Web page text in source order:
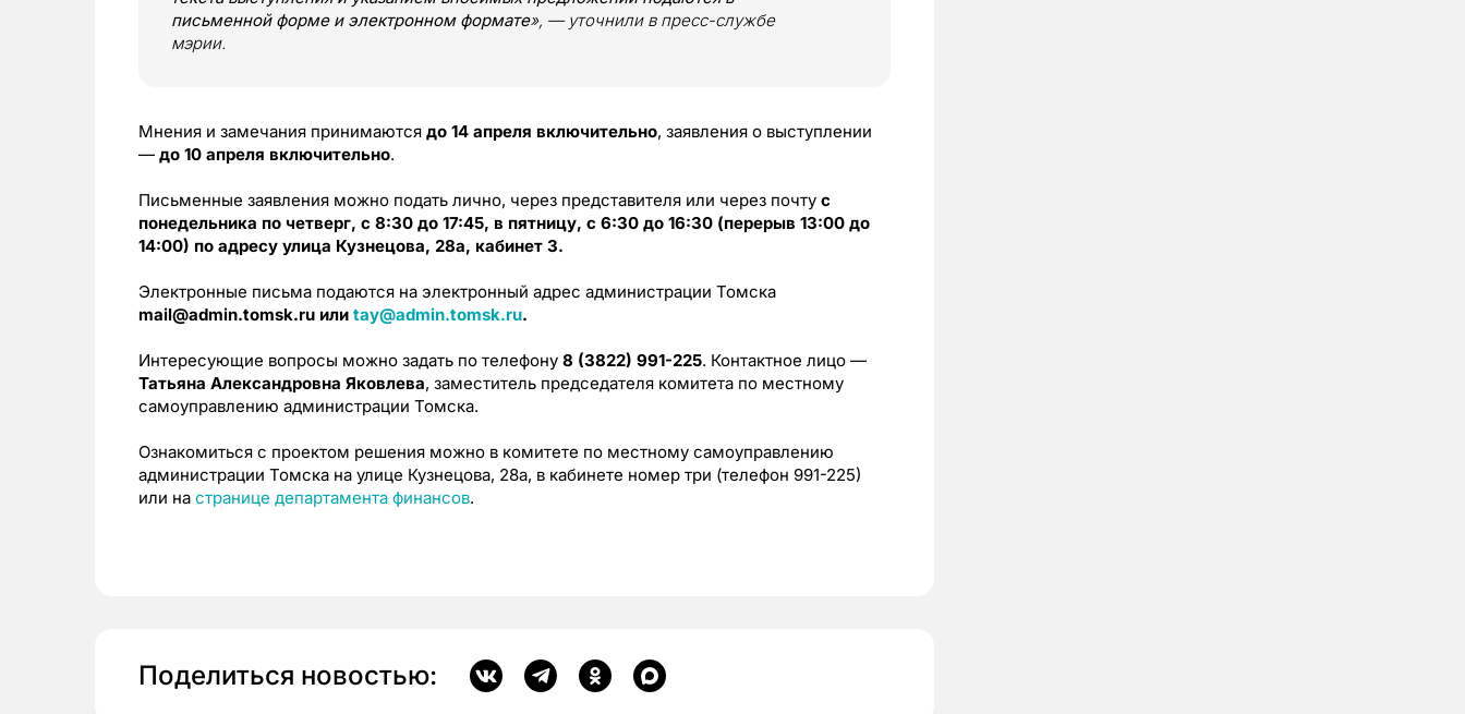
письменной форме и электронном формате», — уточнили в пресс-службе
мэрии.
Мнения и замечания принимаются до 14 апреля включительно, заявления о выступлении
— до 10 апреля включительно.
Письменные заявления можно подать лично, через представителя или через почту с
понедельника по четверг, с 8:30 до 17:45, в пятницу, с 6:30 до 16:30 (перерыв 13:00 до
14:00) по адресу улица Кузнецова, 28а, кабинет 3.
Электронные письма подаются на электронный адрес администрации Томска
mail@admin.tomsk.ru или tay@admin.tomsk.ru.
Интересующие вопросы можно задать по телефону 8 (3822) 991-225. Контактное лицо —
Татьяна Александровна Яковлева, заместитель председателя комитета по местному
самоуправлению администрации Томска.
Ознакомиться с проектом решения можно в комитете по местному самоуправлению
администрации Томска на улице Кузнецова, 28а, в кабинете номер три (телефон 991-225)
или на странице департамента финансов.
Поделиться новостью: